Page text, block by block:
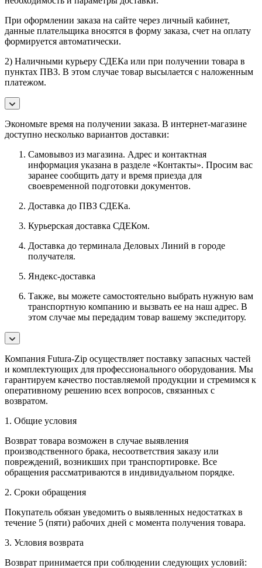
При оформлении заказа на сайте через личный кабинет,
данные плательщика вносятся в форму заказа, счет на оплату
формируется автоматически.
2) Наличными курьеру СДЕКа или при получении товара в
пунктах ПВЗ. В этом случае товар высылается с наложенным
платежом.
Экономьте время на получении заказа. В интернет-магазине
доступно несколько вариантов доставки:
Самовывоз из магазина. Адрес и контактная
информация указана в разделе «Контакты». Просим вас
заранее сообщить дату и время приезда для
своевременной подготовки документов.
Доставка до ПВЗ СДЕКа.
Курьерская доставка СДЕКом.
Доставка до терминала Деловых Линий в городе
получателя.
Яндекс-доставка
Также, вы можете самостоятельно выбрать нужную вам
транспортную компанию и вызвать ее на наш адрес. В
этом случае мы передадим товар вашему экспедитору.
Компания Futura-Zip осуществляет поставку запасных частей
и комплектующих для профессионального оборудования. Мы
гарантируем качество поставляемой продукции и стремимся к
оперативному решению всех вопросов, связанных с
возвратом.
1. Общие условия
Возврат товара возможен в случае выявления
производственного брака, несоответствия заказу или
повреждений, возникших при транспортировке. Все
обращения рассматриваются в индивидуальном порядке.
2. Сроки обращения
Покупатель обязан уведомить о выявленных недостатках в
течение 5 (пяти) рабочих дней с момента получения товара.
3. Условия возврата
Возврат принимается при соблюдении следующих условий: